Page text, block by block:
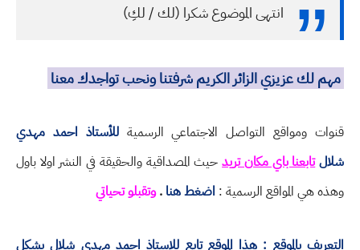
انتهى الموضوع شكرا (لك / لكِ)
مهم لك عزيزي الزائر الكريم شرفتنا ونحب تواجدك معنا
قنوات ومواقع التواصل الاجتماعي الرسميةللأستاذ احمد مهدي
شلالتابعنا باي مكان تريدحيث المصداقية والحقيقة في النشر اولا باول
وهذه هي المواقع الرسمية : اضغط هنا .وتقبلو تحياتي
التعريف بالموقع : هذا الموقع تابع للاستاذ احمد مهدي شلال بشكل